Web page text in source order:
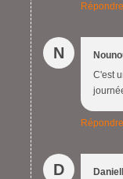
Répondre
N
C'est
Répondre
D